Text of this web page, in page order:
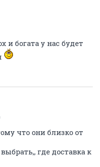
и богата у нас будет
что они близко от
где доставка к